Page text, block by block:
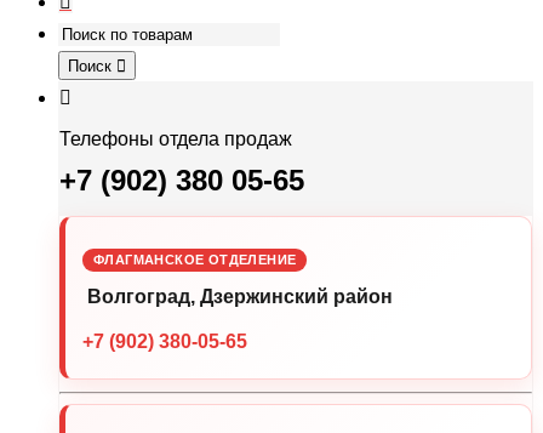
Поиск
Телефоны отдела продаж
+7 (902) 380 05-65
ФЛАГМАНСКОЕ ОТДЕЛЕНИЕ
Волгоград, Дзержинский район
+7 (902) 380-05-65